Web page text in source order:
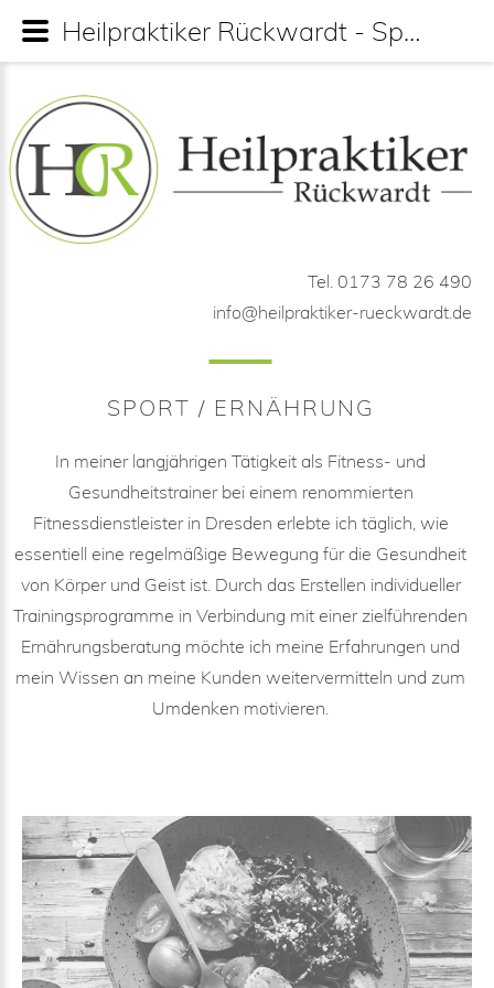
Tel. 0173 78 26 490
info@heilpraktiker-rueckwardt.de
SPORT / ERNÄHRUNG
In meiner langjährigen Tätigkeit als Fitness- und
Gesundheitstrainer bei einem renommierten
Fitnessdienstleister in Dresden erlebte ich täglich, wie
essentiell eine regelmäßige Bewegung für die Gesundheit
von Körper und Geist ist. Durch das Erstellen individueller
Trainingsprogramme in Verbindung mit einer zielführenden
Ernährungsberatung möchte ich meine Erfahrungen und
mein Wissen an meine Kunden weitervermitteln und zum
Umdenken motivieren.
Heilpraktiker Rückwardt - Sport - Ernährung